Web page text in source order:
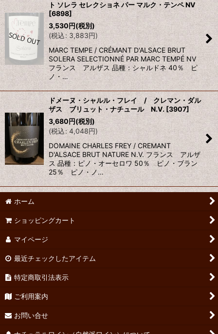
ト ソレラ セレクショネ パー マルク・テンペ NV
[6898]
3,530円(税別)
(税込: 3,883円)
MARC TEMPE / CRÉMANT D'ALSACE BRUT
SOLERA SELECTIONNÉ PAR MARC TEMPÉ NV
フランス アルザス 品種：シャルドネ 40％ ピ
ノ・…
ドメーヌ・シャルル・フレイ / クレマン・ダル
ザス ブリュット・ナチュール N.V.[3907]
3,680円(税別)
(税込: 4,048円)
DOMAINE CHARLES FREY / CREMANT
D'ALSACE BRUT NATURE N.V. フランス アルザ
ス 品種：ピノ・オーセロワ 50％ ピノ・ブラン
25％ ピノ・ノ…
ホーム
ショッピングカート
マイページ
最近チェックしたアイテム
特定商取引法表示
ご利用案内
お問い合せ